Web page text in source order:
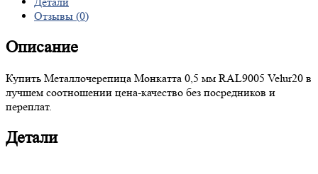
Отзывы (0)
Описание
Купить Металлочерепица Монкатта 0,5 мм RAL9005 Velur20 в
лучшем соотношении цена-качество без посредников и
переплат.
Детали